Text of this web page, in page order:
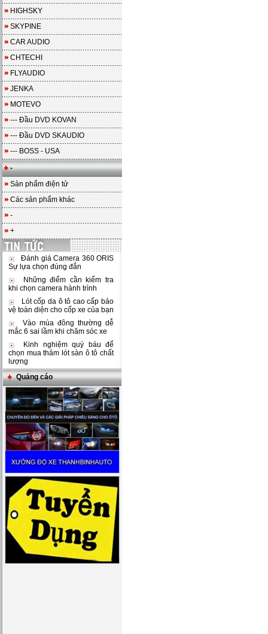
HIGHSKY
SKYPINE
CAR AUDIO
CHTECHI
FLYAUDIO
JENKA
MOTEVO
--- Đầu DVD KOVAN
--- Đầu DVD SKAUDIO
--- BOSS - USA
-
Sản phẩm điện tử
Các sản phẩm khác
-
+
Đánh giá Camera 360 ORIS
Sự lựa chọn đúng đắn
Những điểm cần kiểm tra
khi chọn camera hành trình
Lót cốp da ô tô cao cấp bảo
vệ toàn diện cho cốp xe của bạn
Vào mùa đông thường dễ
mắc 6 sai lầm khi chăm sóc xe
Kinh nghiệm quý báu để
chọn mua thảm lót sàn ô tô chất
lượng
Quảng cáo